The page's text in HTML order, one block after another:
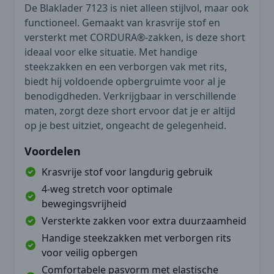
De Blaklader 7123 is niet alleen stijlvol, maar ook
functioneel. Gemaakt van krasvrije stof en
versterkt met CORDURA®-zakken, is deze short
ideaal voor elke situatie. Met handige
steekzakken en een verborgen vak met rits,
biedt hij voldoende opbergruimte voor al je
benodigdheden. Verkrijgbaar in verschillende
maten, zorgt deze short ervoor dat je er altijd
op je best uitziet, ongeacht de gelegenheid.
Voordelen
Krasvrije stof voor langdurig gebruik
4-weg stretch voor optimale
bewegingsvrijheid
Versterkte zakken voor extra duurzaamheid
Handige steekzakken met verborgen rits
voor veilig opbergen
Comfortabele pasvorm met elastische